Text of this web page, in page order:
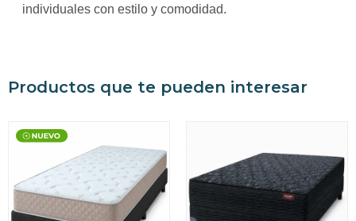
individuales con estilo y comodidad.
Productos que te pueden interesar